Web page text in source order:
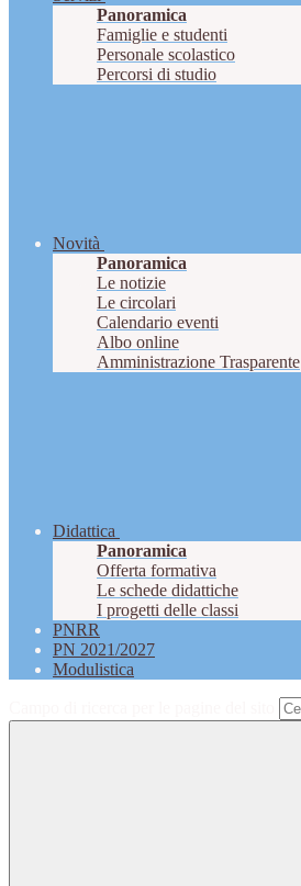
Panoramica
Famiglie e studenti
Personale scolastico
Percorsi di studio
Novità
Panoramica
Le notizie
Le circolari
Calendario eventi
Albo online
Amministrazione Trasparente
Didattica
Panoramica
Offerta formativa
Le schede didattiche
I progetti delle classi
PNRR
PN 2021/2027
Modulistica